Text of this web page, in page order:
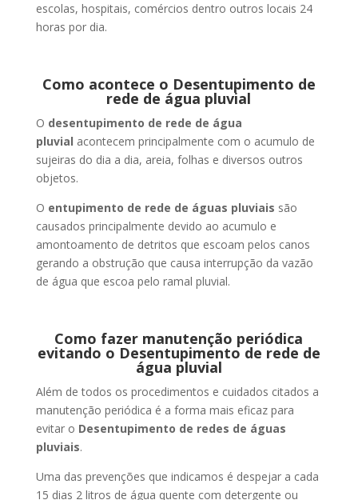
escolas, hospitais, comércios dentro outros locais 24
horas por dia.
Como acontece o Desentupimento de
rede de água pluvial
O desentupimento de rede de água
pluvial acontecem principalmente com o acumulo de
sujeiras do dia a dia, areia, folhas e diversos outros
objetos.
O entupimento de rede de águas pluviais são
causados principalmente devido ao acumulo e
amontoamento de detritos que escoam pelos canos
gerando a obstrução que causa interrupção da vazão
de água que escoa pelo ramal pluvial.
Como fazer manutenção periódica
evitando o Desentupimento de rede de
água pluvial
Além de todos os procedimentos e cuidados citados a
manutenção periódica é a forma mais eficaz para
evitar o Desentupimento de redes de águas
pluviais.
Uma das prevenções que indicamos é despejar a cada
15 dias 2 litros de água quente com detergente ou